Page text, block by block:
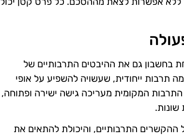
בחשבון גם את ההיבטים התרבותיים של
תרבות ייחודית, שעשויה להשפיע על אופי
המקומית מעריכה גישה ישירה ופתוחה,
שונות.
התרבותיים, והיכולת להתאים את